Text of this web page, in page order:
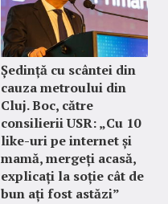
Ședință cu scântei din
cauza metroului din
Cluj. Boc, către
consilierii USR: „Cu 10
like-uri pe internet și
mamă, mergeți acasă,
explicați la soție cât de
bun ați fost astăzi”